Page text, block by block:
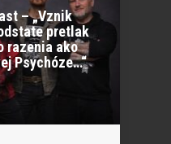
– „Vznik
pretlak
razenia ako
Psychóze…“